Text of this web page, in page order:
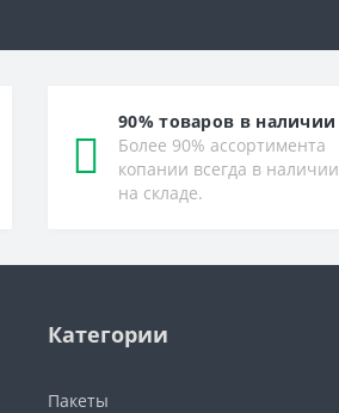
90% товаров в наличии
Более 90% ассортимента
копании всегда в наличии
на складе.
Категории
Пакеты